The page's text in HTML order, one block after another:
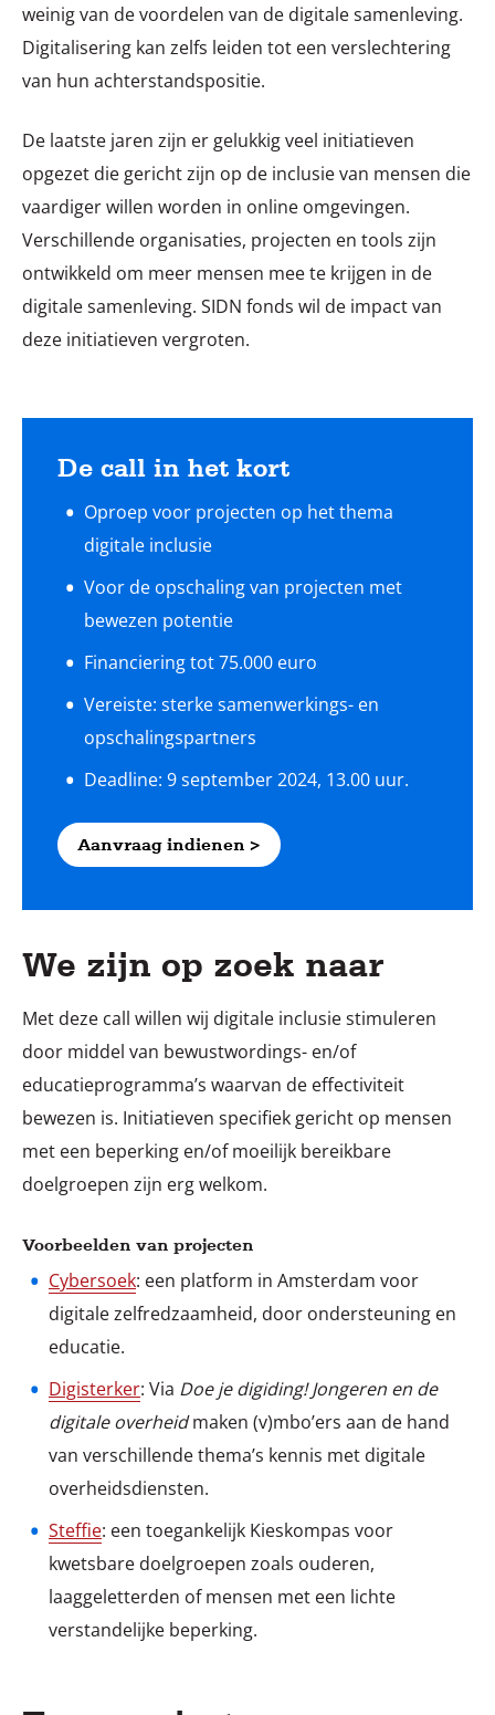
weinig van de voordelen van de digitale samenleving.
Digitalisering kan zelfs leiden tot een verslechtering
van hun achterstandspositie.
De laatste jaren zijn er gelukkig veel initiatieven
opgezet die gericht zijn op de inclusie van mensen die
vaardiger willen worden in online omgevingen.
Verschillende organisaties, projecten en tools zijn
ontwikkeld om meer mensen mee te krijgen in de
digitale samenleving. SIDN fonds wil de impact van
deze initiatieven vergroten.
De call in het kort
Oproep voor projecten op het thema
digitale inclusie
Voor de opschaling van projecten met
bewezen potentie
Financiering tot 75.000 euro
Vereiste: sterke samenwerkings- en
opschalingspartners
Deadline: 9 september 2024, 13.00 uur.
Aanvraag indienen >
We zijn op zoek naar
Met deze call willen wij digitale inclusie stimuleren
door middel van bewustwordings- en/of
educatieprogramma’s waarvan de effectiviteit
bewezen is. Initiatieven specifiek gericht op mensen
met een beperking en/of moeilijk bereikbare
doelgroepen zijn erg welkom.
Voorbeelden van projecten
Cybersoek: een platform in Amsterdam voor
digitale zelfredzaamheid, door ondersteuning en
educatie.
Digisterker: Via Doe je digiding! Jongeren en de
digitale overheidmaken (v)mbo’ers aan de hand
van verschillende thema’s kennis met digitale
overheidsdiensten.
Steffie: een toegankelijk Kieskompas voor
kwetsbare doelgroepen zoals ouderen,
laaggeletterden of mensen met een lichte
verstandelijke beperking.